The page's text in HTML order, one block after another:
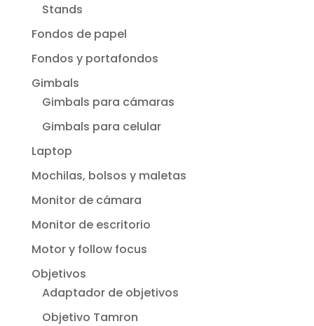
Stands
Fondos de papel
Fondos y portafondos
Gimbals
Gimbals para cámaras
Gimbals para celular
Laptop
Mochilas, bolsos y maletas
Monitor de cámara
Monitor de escritorio
Motor y follow focus
Objetivos
Adaptador de objetivos
Objetivo Tamron